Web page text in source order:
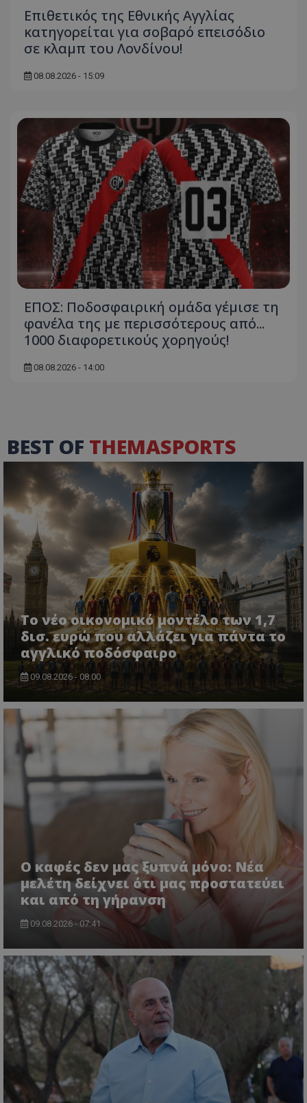
Επιθετικός της Εθνικής Αγγλίας
κατηγορείται για σοβαρό επεισόδιο
σε κλαμπ του Λονδίνου!
08.08.2026 - 15:09
ΕΠΟΣ: Ποδοσφαιρική ομάδα γέμισε τη
φανέλα της με περισσότερους από...
1000 διαφορετικούς χορηγούς!
08.08.2026 - 14:00
BEST OF THEMASPORTS
Το νέο οικονομικό μοντέλο των 1,7
δισ. ευρώ που αλλάζει για πάντα το
αγγλικό ποδόσφαιρο
09.08.2026 - 08:00
Ο καφές δεν μας ξυπνά μόνο: Νέα
μελέτη δείχνει ότι μας προστατεύει
και από τη γήρανση
09.08.2026 - 07:41